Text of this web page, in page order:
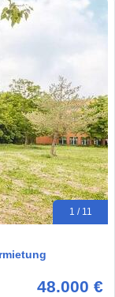
1 / 11
48.000 €